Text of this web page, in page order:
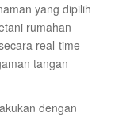
yang dipilih
rumahan
real-time
tangan
dengan